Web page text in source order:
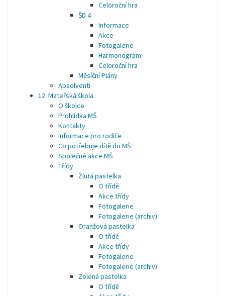
Celoroční hra
ŠD 4
Informace
Akce
Fotogalerie
Harmonogram
Celoroční hra
Měsíční Plány
Absolventi
12. Mateřská škola
O školce
Prohlídka MŠ
Kontakty
Informace pro rodiče
Co potřebuje dítě do MŠ
Společné akce MŠ
Třídy
Žlutá pastelka
O třídě
Akce třídy
Fotogalerie
Fotogalerie (archiv)
Oranžová pastelka
O třídě
Akce třídy
Fotogalerie
Fotogalerie (archiv)
Zelená pastelka
O třídě